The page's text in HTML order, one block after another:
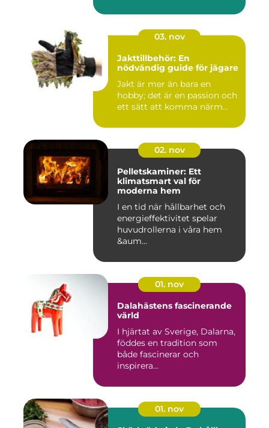
03. nov
Jakttillbehör: En
nödvändig guide för jägare
Jakt är mer än bara en
hobby; det är en passion och
ett sätt att komma närm...
02. nov
Pelletskaminer: Ett
klimatsmart val för
moderna hem
I en tid när hållbarhet och
energieffektivitet spelar
huvudrollerna i våra hem
&aum...
01. nov
Dalahästens fascinerande
värld
I hjärtat av Sverige, Dalarna,
föddes en tradition som
både fascinerar och
inspirera...
01. nov